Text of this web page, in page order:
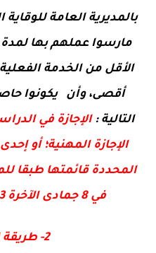
بالمديرية العامة
أقصى، وأن يكونوا
التالية :الإجازة في
الإجازة المهنية؛ أو
في 8 جمادى الآخرة 1433 (30 أبريل 2012 ).
2- طريقة الترشيح: